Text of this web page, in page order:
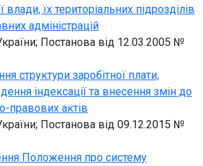
їх територіальних підрозділів
адміністрацій
Постанова від 12.03.2005 №
структури заробітної плати,
індексації та внесення змін до
правових актів
Постанова від 09.12.2015 №
Положення про систему